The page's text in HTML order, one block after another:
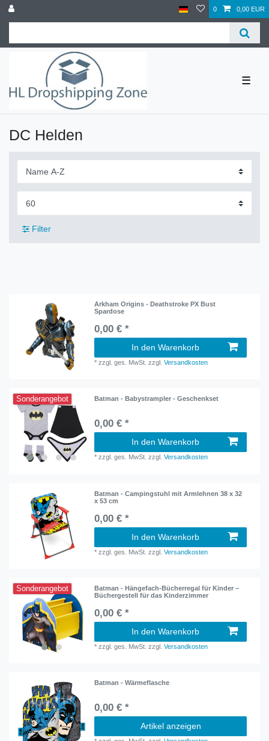
0 0,00 EUR
☰
DC Helden
Filter
Arkham Origins - Deathstroke PX Bust
Spardose
0,00 € *
In den Warenkorb
*zzgl. ges. MwSt. zzgl.Versandkosten
Sonderangebot Batman - Babystrampler - Geschenkset
0,00 € *
In den Warenkorb
*zzgl. ges. MwSt. zzgl.Versandkosten
Batman - Campingstuhl mit Armlehnen 38 x 32
x 53 cm
0,00 € *
In den Warenkorb
*zzgl. ges. MwSt. zzgl.Versandkosten
Sonderangebot
Batman - Hängefach-Bücherregal für Kinder –
Büchergestell für das Kinderzimmer
0,00 € *
In den Warenkorb
*zzgl. ges. MwSt. zzgl.Versandkosten
Batman - Wärmeflasche
0,00 € *
Artikel anzeigen